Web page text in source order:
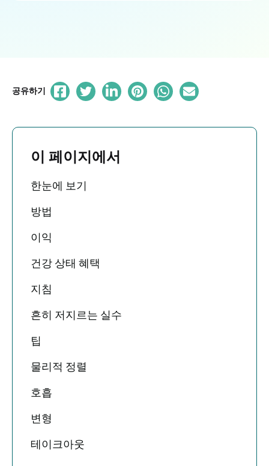
공유하기
이 페이지에서
한눈에 보기
방법
이익
건강 상태 혜택
지침
흔히 저지르는 실수
팁
물리적 정렬
호흡
변형
테이크아웃